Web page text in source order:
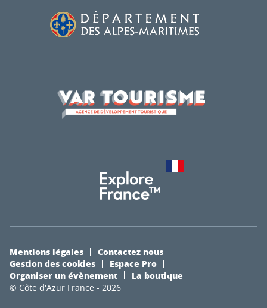
© Côte d'Azur France - 2026
Mentions légales
Contactez nous
Gestion des cookies
Espace Pro
Organiser un évènement
La boutique